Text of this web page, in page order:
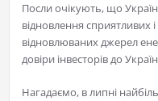
Посли очікують, що
відновлення сприятливих
відновлюваних джерел
довіри інвесторів до
Нагадаємо, в липні